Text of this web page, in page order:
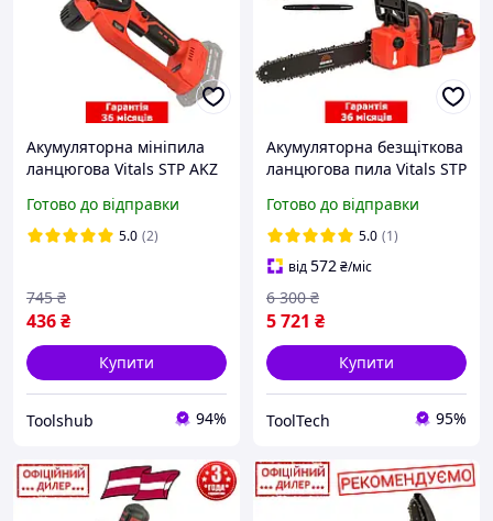
Акумуляторна мініпила
ланцюгова Vitals STP AKZ
10 см, 1/4", 3.6 м/с) для
дров гілок
Готово до відправки
5.0 (2)
436₴
745 ₴
Купити
Toolshub 94%
Акумуляторна безщіткова
ланцюгова пила Vitals STP
А·год, 36 В, 40 см, 3/8",
11.2 м/с) для дров
Готово до відправки
5.0 (1)
від572₴/міс
5 721 ₴
6 300 ₴
Купити
ToolTech 95%